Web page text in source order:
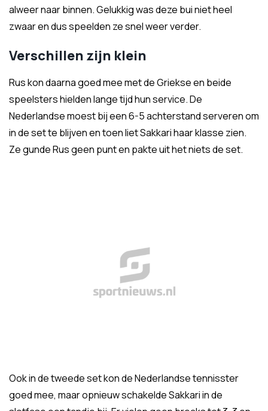
alweer naar binnen. Gelukkig was deze bui niet heel
zwaar en dus speelden ze snel weer verder.
Verschillen zijn klein
Rus kon daarna goed mee met de Griekse en beide
speelsters hielden lange tijd hun service. De
Nederlandse moest bij een 6-5 achterstand serveren om
in de set te blijven en toen liet Sakkari haar klasse zien.
Ze gunde Rus geen punt en pakte uit het niets de set.
Ook in de tweede set kon de Nederlandse tennisster
goed mee, maar opnieuw schakelde Sakkari in de